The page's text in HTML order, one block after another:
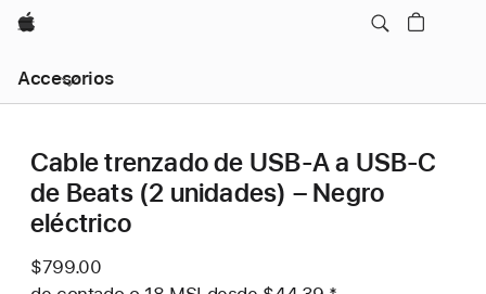
Apple
Accesorios
local
-
menúCable trenzado de USB-A a USB-C
de Beats (2 unidades) – Negro
eléctrico
$799.00